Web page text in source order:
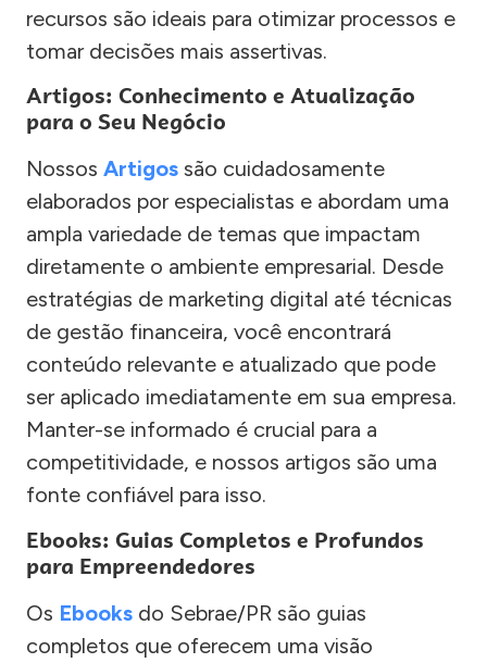
recursos são ideais para otimizar processos e
tomar decisões mais assertivas.
Artigos: Conhecimento e Atualização
para o Seu Negócio
Nossos Artigos são cuidadosamente
elaborados por especialistas e abordam uma
ampla variedade de temas que impactam
diretamente o ambiente empresarial. Desde
estratégias de marketing digital até técnicas
de gestão financeira, você encontrará
conteúdo relevante e atualizado que pode
ser aplicado imediatamente em sua empresa.
Manter-se informado é crucial para a
competitividade, e nossos artigos são uma
fonte confiável para isso.
Ebooks: Guias Completos e Profundos
para Empreendedores
Os Ebooks do Sebrae/PR são guias
completos que oferecem uma visão